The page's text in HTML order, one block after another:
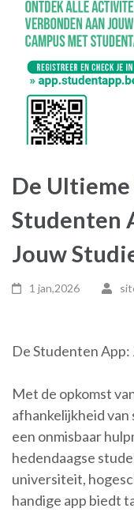
De
Studenten
Jouw
1 jan,2026
De Studenten
Met de opkomst
afhankelijkheid
een onmisbaar
hedendaagse
universiteit,
handige app biedt